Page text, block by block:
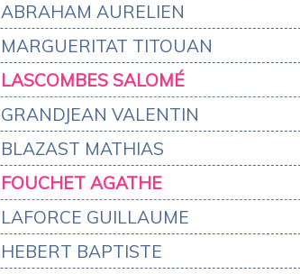
ABRAHAM AURELIEN
MARGUERITAT TITOUAN
LASCOMBES SALOMÉ
GRANDJEAN VALENTIN
BLAZAST MATHIAS
FOUCHET AGATHE
LAFORCE GUILLAUME
HEBERT BAPTISTE